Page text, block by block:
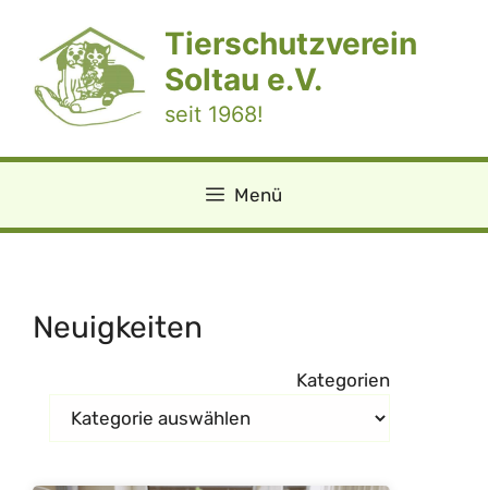
springen
Tierschutzverein
Soltau e.V.
seit 1968!
Menü
Neuigkeiten
Kategorien